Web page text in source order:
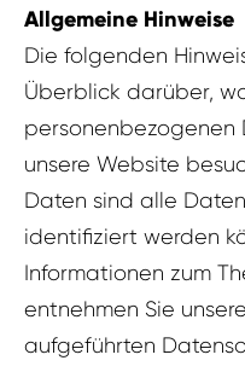
Allgemeine Hinweise
Die folgenden
Überblick darüber,
personenbezogenen
unsere Website
Daten sind alle
identifiziert werden
Informationen zum
entnehmen Sie
aufgeführten